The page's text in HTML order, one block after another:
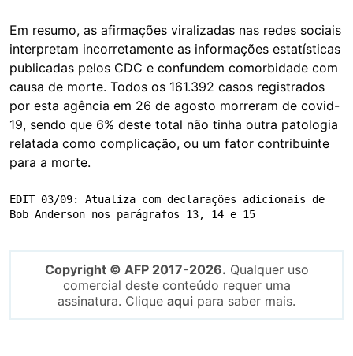
Em resumo, as afirmações viralizadas nas redes sociais
interpretam incorretamente as informações estatísticas
publicadas pelos CDC e confundem comorbidade com
causa de morte. Todos os 161.392 casos registrados
por esta agência em 26 de agosto morreram de covid-
19, sendo que 6% deste total não tinha outra patologia
relatada como complicação, ou um fator contribuinte
para a morte.
EDIT 03/09: Atualiza com declarações adicionais de
Bob Anderson nos parágrafos 13, 14 e 15
Copyright © AFP 2017-2026. Qualquer uso
comercial deste conteúdo requer uma
assinatura. Clique aqui para saber mais.